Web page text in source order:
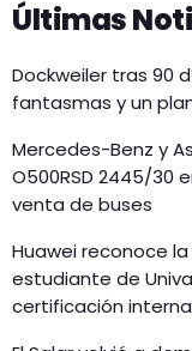
Últimas
Dockweiler tras 90
fantasmas y un
Mercedes-Benz y
O500RSD 2445/30
venta de buses
Huawei reconoce
estudiante de
certificación